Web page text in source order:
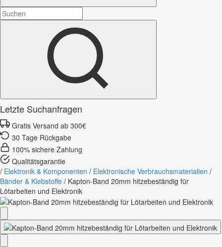
Letzte Suchanfragen
Gratis Versand ab 300€
30 Tage Rückgabe
100% sichere Zahlung
Qualitätsgarantie
/ Elektronik & Komponenten / Elektronische Verbrauchsmaterialien /
Bänder & Klebstoffe / Kapton-Band 20mm hitzebeständig für
Lötarbeiten und Elektronik